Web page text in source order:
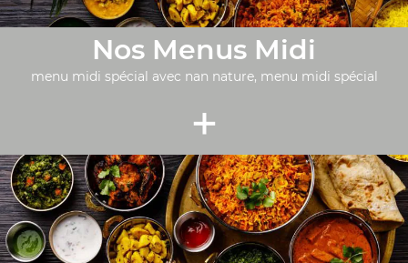
Nos Menus Midi
menu midi spécial avec nan nature, menu midi spécial
+